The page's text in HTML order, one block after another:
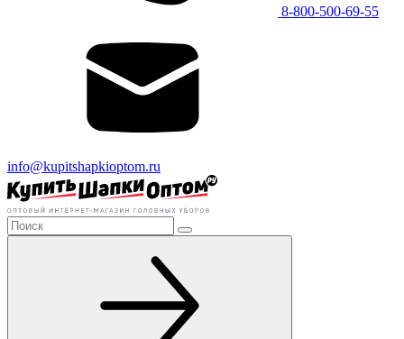
8-800-500-69-55
info@kupitshapkioptom.ru